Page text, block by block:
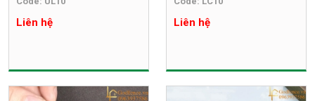
Liên hệ Liên hệ